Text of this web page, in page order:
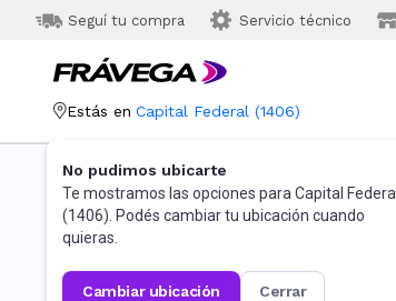
Seguí tu compra Servicio técnico
Estás en Capital Federal (1406)
No pudimos ubicarte
Te mostramos las opciones para Capital Federal
(1406). Podés cambiar tu ubicación cuando
quieras.
cambiar ubicación cerrar